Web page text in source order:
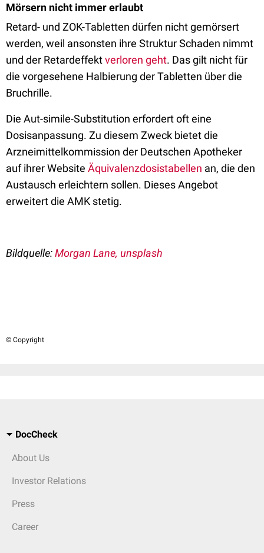
Mörsern nicht immer erlaubt
Retard- und ZOK-Tabletten dürfen nicht gemörsert
werden, weil ansonsten ihre Struktur Schaden nimmt
und der Retardeffektverloren geht. Das gilt nicht für
die vorgesehene Halbierung der Tabletten über die
Bruchrille.
Die Aut-simile-Substitution erfordert oft eine
Dosisanpassung. Zu diesem Zweck bietet die
Arzneimittelkommission der Deutschen Apotheker
auf ihrer Website Äquivalenzdosistabellen an, die den
Austausch erleichtern sollen. Dieses Angebot
erweitert die AMK stetig.
Bildquelle:Morgan Lane, unsplash
© Copyright
DocCheck
About Us
Investor Relations
Press
Career